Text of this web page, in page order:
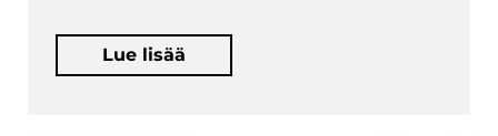
Lue lisää